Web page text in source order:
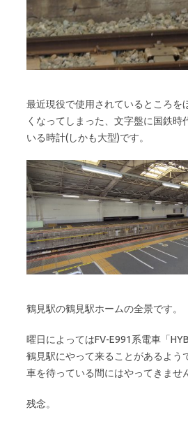
最近現役で使用されているところを
くなってしまった、文字盤に国鉄時
いる時計(しかも大型)です。
鶴見駅の鶴見駅ホームの全景です。
曜日によってはFV-E991系電車「
鶴見駅にやって来ることがあるよう
車を待っている間にはやってきませ
残念。